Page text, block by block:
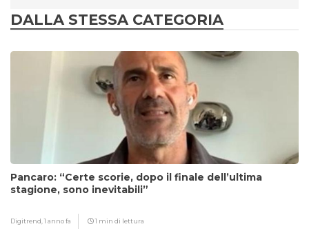
DALLA STESSA CATEGORIA
Pancaro: “Certe scorie, dopo il finale dell’ultima
stagione, sono inevitabili”
Digitrend,1 anno fa 1 min di lettura